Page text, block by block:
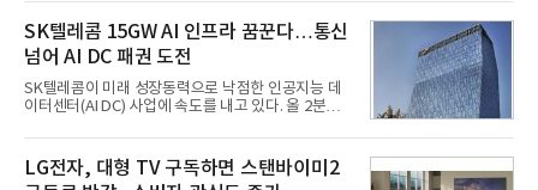
분야를
라 투자에 나서는 것과 달리, 카카오는 ‘카카오톡’이
라는 플랫폼 경쟁력을 활용한 AI 에이전트 서비스에
집중하는 전략이다. 과거 무리한 사업 확장 과정에서
겪었던 시행착오를 되풀이하지 않고 핵심 역량에 집
중하겠다는 취지로 풀이된다.7일 업계에 따르면 카카
오는 올해 2분기 연결 기준 매출 2조985억원, 영업이
익 2770억원을 기록했다. 전년 동기 대비 매출과 영업
은 4884억
SK텔레콤 15GW AI 인프라 꿈꾼다…통신
넘어 AI DC 패권 도전
SK텔레콤이 미래 성장동력으로 낙점한 인공지능 데
이터센터(AI DC) 사업에 속도를 내고 있다. 올 2분기
는 2035년까지 총 15GW(기가와트) 규모의 AI DC를
구축하겠다는 대형 청사진을 제시하면서다. 이에 따
라 경쟁 구도 역시 이동통신사인 KT, LG유플러스를
LG전자, 대형 TV 구독하면 스탠바이미2